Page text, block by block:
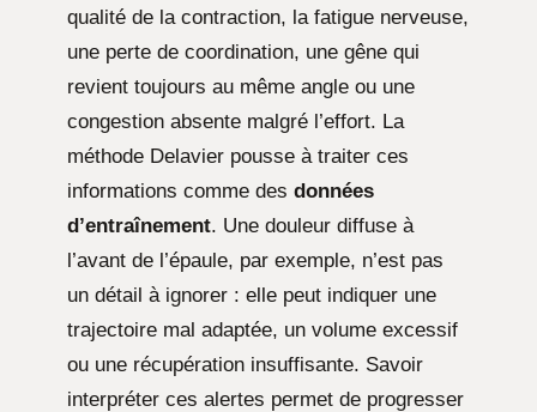
qualité de la contraction, la fatigue nerveuse,
une perte de coordination, une gêne qui
revient toujours au même angle ou une
congestion absente malgré l’effort. La
méthode Delavier pousse à traiter ces
informations comme des données
d’entraînement. Une douleur diffuse à
l’avant de l’épaule, par exemple, n’est pas
un détail à ignorer : elle peut indiquer une
trajectoire mal adaptée, un volume excessif
ou une récupération insuffisante. Savoir
interpréter ces alertes permet de progresser